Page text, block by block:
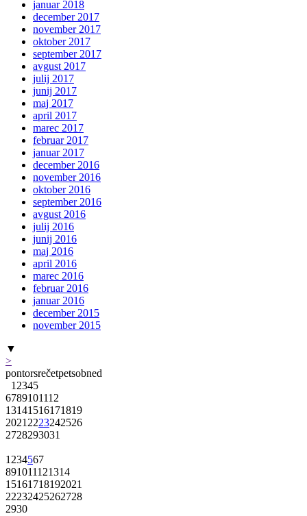
januar 2018
december 2017
november 2017
oktober 2017
september 2017
avgust 2017
julij 2017
junij 2017
maj 2017
april 2017
marec 2017
februar 2017
januar 2017
december 2016
november 2016
oktober 2016
september 2016
avgust 2016
julij 2016
junij 2016
maj 2016
april 2016
marec 2016
februar 2016
januar 2016
december 2015
november 2015
▼
>
pontorsrečetpetsobned
1 2345
6789101112
13141516171819
2021 2223242526
2728293031
1 234567
891011121314
15161718192021
22232425262728
2930